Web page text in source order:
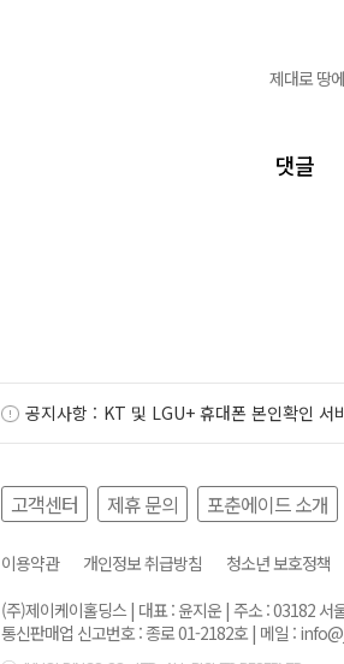
제대로 땅
댓글
공지사항 : KT 및 LGU+ 휴대폰 본인확인 서
고객센터 제휴 문의 포춘에이드 소개
이용약관 개인정보 취급방침
청소년 보호정책
(주)제이케이홀딩스 | 대표 : 윤지운 | 주소 : 03182
통신판매업 신고번호 : 종로 01-2182호 | 메일 :